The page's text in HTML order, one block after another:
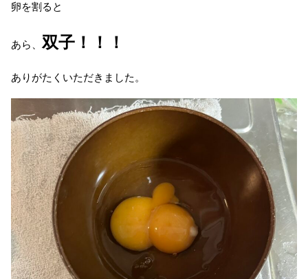
卵を割ると
あら、 双子！！！
ありがたくいただきました。